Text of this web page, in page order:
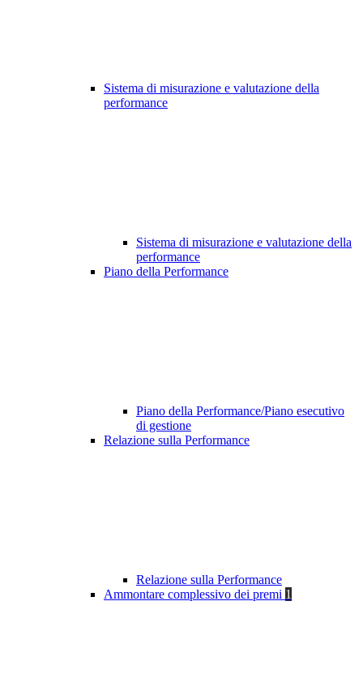
Sistema di misurazione e valutazione della
performance
Sistema di misurazione e valutazione della
performance
Piano della Performance
Piano della Performance/Piano esecutivo
di gestione
Relazione sulla Performance
Relazione sulla Performance
Ammontare complessivo dei premi 1